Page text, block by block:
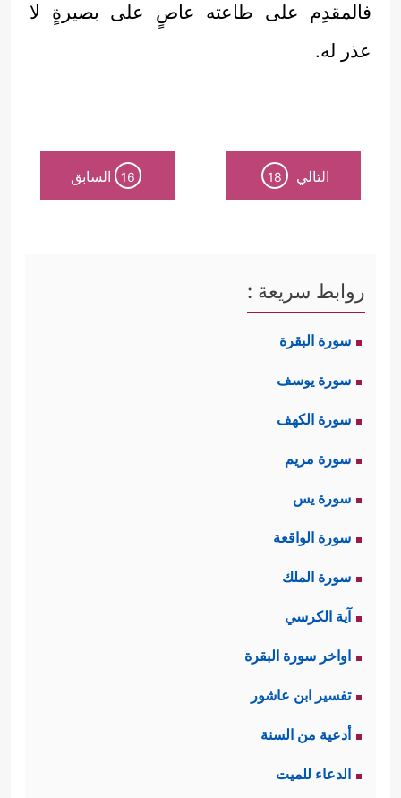
فالمقدِم على طاعته عاصٍ على بصيرةٍ لا
عذر له.
التالي 18
16 السابق
روابط سريعة :
سورة البقرة
سورة يوسف
سورة الكهف
سورة مريم
سورة يس
سورة الواقعة
سورة الملك
آية الكرسي
اواخر سورة البقرة
تفسير ابن عاشور
أدعية من السنة
الدعاء للميت